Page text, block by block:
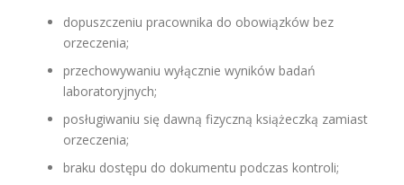
dopuszczeniu pracownika do obowiązków bez
orzeczenia;
przechowywaniu wyłącznie wyników badań
laboratoryjnych;
posługiwaniu się dawną fizyczną książeczką zamiast
orzeczenia;
braku dostępu do dokumentu podczas kontroli;